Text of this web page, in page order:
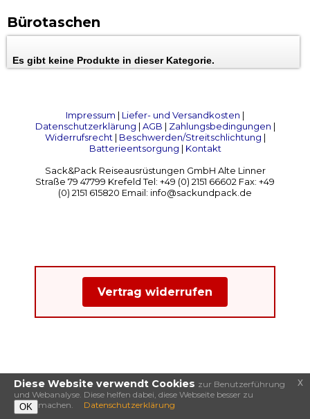
Bürotaschen
Es gibt keine Produkte in dieser Kategorie.
Impressum | Liefer- und Versandkosten |
Datenschutzerklärung | AGB | Zahlungsbedingungen |
Widerrufsrecht| Beschwerden/Streitschlichtung |
Batterieentsorgung | Kontakt
Sack&Pack Reiseausrüstungen GmbH Alte Linner
Straße 79 47799 Krefeld Tel: +49 (0) 2151 66602 Fax: +49
(0) 2151 615820 Email: info@sackundpack.de
Vertrag widerrufen
Diese Website verwendt Cookies zur Benutzerführung
und Webanalyse. Diese helfen dabei, diese Webseite besser zu
machen.
OK Datenschutzerklärung
x